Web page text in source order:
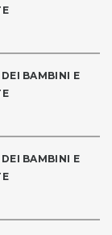
BAMBINI E
BAMBINI E